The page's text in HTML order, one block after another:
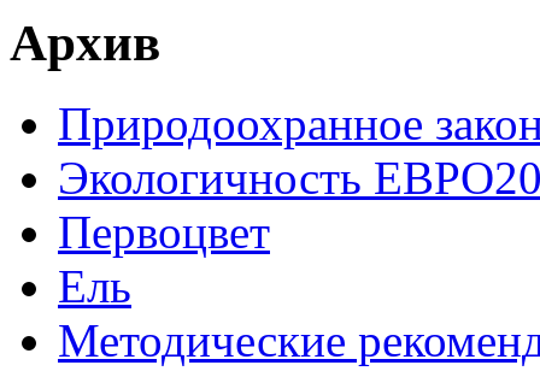
Архив
Природоохранное
Экологичность
Первоцвет
Ель
Методические